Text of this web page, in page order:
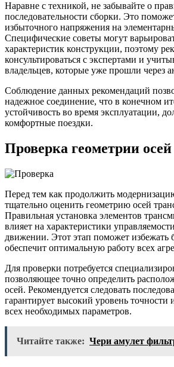
Наравне с техникой, не забывайте о
последовательности сборки. Это
избыточного напряжения на
Специфические советы могут
характеристик конструкции, поэтому
консультироваться с экспертами и
владельцев, которые уже прошли через
Соблюдение данных рекомендаций
надежное соединение, что в конечном
устойчивость во время эксплуатации,
комфортные поездки.
Проверка геометрии осей
Перед тем как продолжить
тщательно оценить геометрию осей
Правильная установка элементов
влияет на характеристики
движении. Этот этап поможет избежать
обеспечит оптимальную работу всех
Для проверки потребуется
позволяющее точно определить
осей. Рекомендуется следовать
гарантирует высокий уровень точности
всех необходимых параметров.
Читайте также: Чери амулет